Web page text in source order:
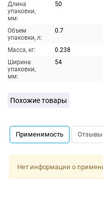
Длина
упаковки,
мм:
50
Объем
упаковки, л:
0.7
Масса, кг:
0.238
Ширина
упаковки,
мм:
54
Похожие товары
Применимость Отзывы
Нет информации о